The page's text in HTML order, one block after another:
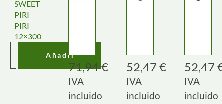
SWEET
PIRI
PIRI
12×300
Añadir
71,94€
IVA
incluido
52,47 €
IVA
incluido
52,47
IVA
incluido